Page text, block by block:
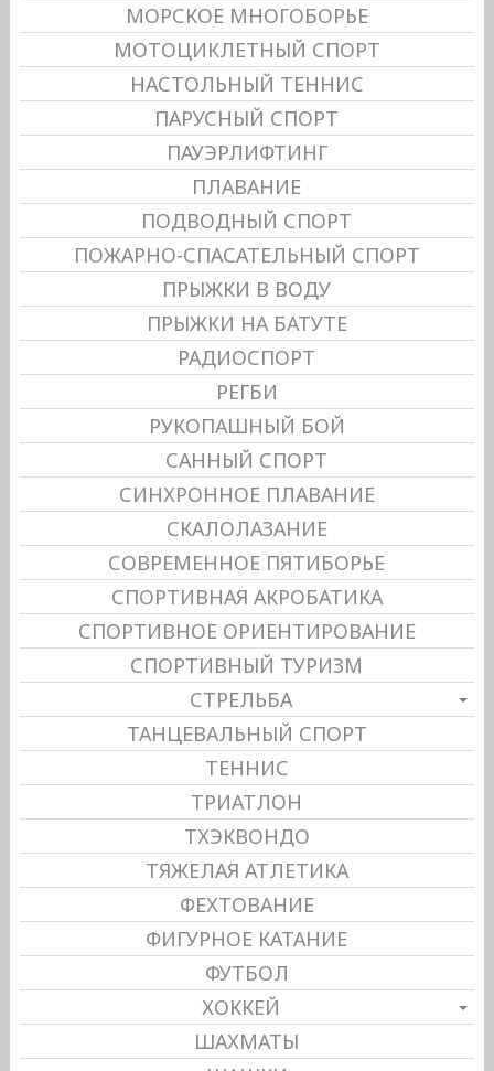
МОРСКОЕ МНОГОБОРЬЕ
МОТОЦИКЛЕТНЫЙ СПОРТ
НАСТОЛЬНЫЙ ТЕННИС
ПАРУСНЫЙ СПОРТ
ПАУЭРЛИФТИНГ
ПЛАВАНИЕ
ПОДВОДНЫЙ СПОРТ
ПОЖАРНО-СПАСАТЕЛЬНЫЙ СПОРТ
ПРЫЖКИ В ВОДУ
ПРЫЖКИ НА БАТУТЕ
РАДИОСПОРТ
РЕГБИ
РУКОПАШНЫЙ БОЙ
САННЫЙ СПОРТ
СИНХРОННОЕ ПЛАВАНИЕ
СКАЛОЛАЗАНИЕ
СОВРЕМЕННОЕ ПЯТИБОРЬЕ
СПОРТИВНАЯ АКРОБАТИКА
СПОРТИВНОЕ ОРИЕНТИРОВАНИЕ
СПОРТИВНЫЙ ТУРИЗМ
СТРЕЛЬБА
ТАНЦЕВАЛЬНЫЙ СПОРТ
ТЕННИС
ТРИАТЛОН
ТХЭКВОНДО
ТЯЖЕЛАЯ АТЛЕТИКА
ФЕХТОВАНИЕ
ФИГУРНОЕ КАТАНИЕ
ФУТБОЛ
ХОККЕЙ
ШАХМАТЫ